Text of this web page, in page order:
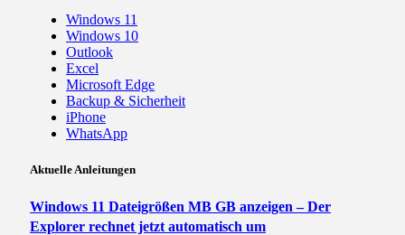
Windows 11
Windows 10
Outlook
Excel
Microsoft Edge
Backup & Sicherheit
iPhone
WhatsApp
Aktuelle Anleitungen
Windows 11 Dateigrößen MB GB anzeigen – Der
Explorer rechnet jetzt automatisch um